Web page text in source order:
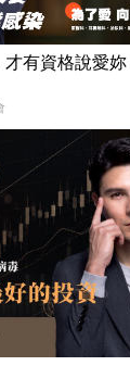
有資格說愛妳